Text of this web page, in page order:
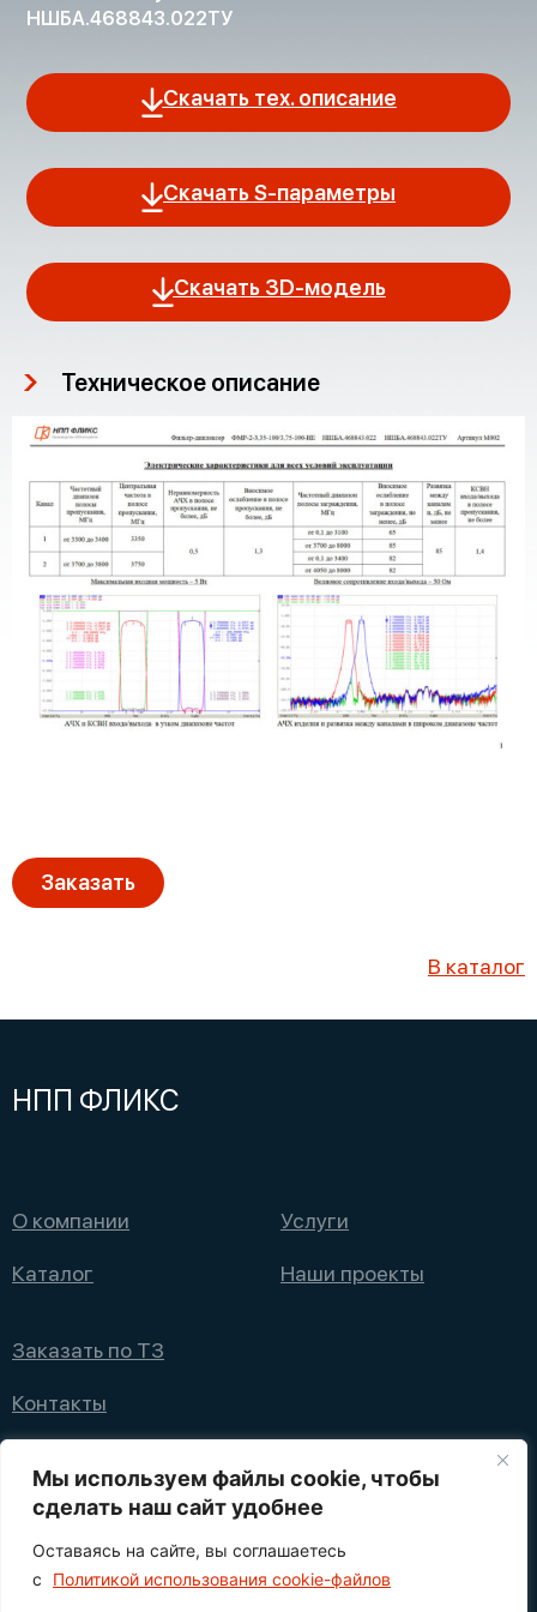
Мы используем файлы cookie, чтобы
сделать наш сайт удобнее
Оставаясь на сайте, вы соглашаетесь
с
Политикой использования cookie-файлов
НШБА.468843.022ТУ
Скачать тех. описание
Скачать S-параметры
Скачать 3D-модель
Техническое описание
Заказать
В каталог
НПП ФЛИКС
О компании
Каталог
Услуги
Наши проекты
Заказать по ТЗ
Контакты
+7 (495) 008 08 12
info@nppfliks.ru
Политика конфиденциальности